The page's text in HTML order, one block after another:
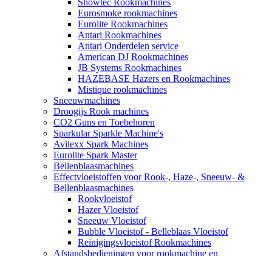
Showtec Rookmachines
Eurosmoke rookmachines
Eurolite Rookmachines
Antari Rookmachines
Antari Onderdelen service
American DJ Rookmachines
JB Systems Rookmachines
HAZEBASE Hazers en Rookmachines
Mistique rookmachines
Sneeuwmachines
Droogijs Rook machines
CO2 Guns en Toebehoren
Sparkular Sparkle Machine's
Avilexx Spark Machines
Eurolite Spark Master
Bellenblaasmachines
Effectvloeistoffen voor Rook-, Haze-, Sneeuw- &
Bellenblaasmachines
Rookvloeistof
Hazer Vloeistof
Sneeuw Vloeistof
Bubble Vloeistof - Belleblaas Vloeistof
Reinigingsvloeistof Rookmachines
Afstandsbedieningen voor rookmachine en